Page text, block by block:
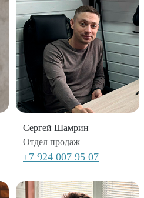
Сергей Шамрин
Отдел продаж
+7 924 007 95 07